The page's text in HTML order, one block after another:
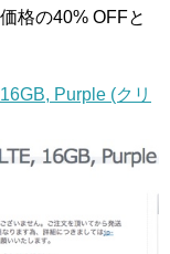
格の40% OFFと
Purple (クリ